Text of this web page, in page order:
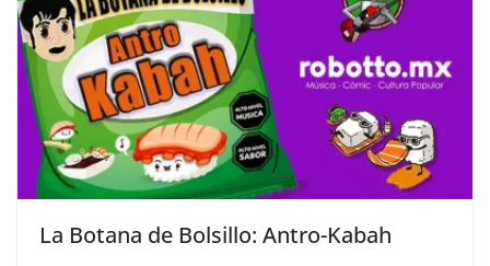
La Botana de Bolsillo: Antro-Kabah